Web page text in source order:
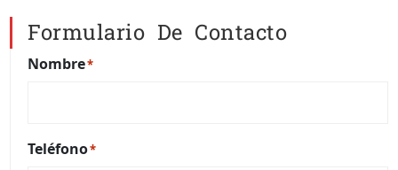
Formulario De Contacto
Nombre*
Teléfono*